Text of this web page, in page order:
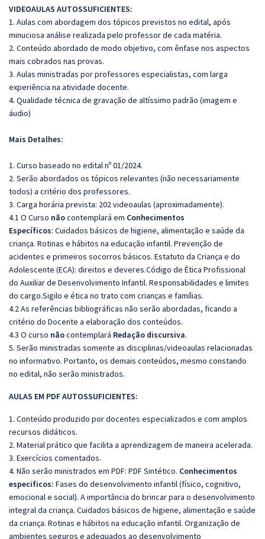
VIDEOAULAS AUTOSSUFICIENTES:
1. Aulas com abordagem dos tópicos previstos no edital, após
minuciosa análise realizada pelo professor de cada matéria.
2. Conteúdo abordado de modo objetivo, com ênfase nos aspectos
mais cobrados nas provas.
3. Aulas ministradas por professores especialistas, com larga
experiência na atividade docente.
4. Qualidade técnica de gravação de altíssimo padrão (imagem e
áudio)
Mais Detalhes:
1. Curso baseado no edital nº 01/2024.
2. Serão abordados os tópicos relevantes (não necessariamente
todos) a critério dos professores.
3. Carga horária prevista: 202 videoaulas (aproximadamente).
4.1 O Curso nãocontemplará em Conhecimentos
Específicos: Cuidados básicos de higiene, alimentação e saúde da
criança. Rotinas e hábitos na educação infantil. Prevenção de
acidentes e primeiros socorros básicos. Estatuto da Criança e do
Adolescente (ECA): direitos e deveres.Código de Ética Profissional
do Auxiliar de Desenvolvimento Infantil. Responsabilidades e limites
do cargo.Sigilo e ética no trato com crianças e famílias.
4.2 As referências bibliográficas não serão abordadas, ficando a
critério do Docente a elaboração dos conteúdos.
4.3 O curso nãocontemplará Redação discursiva.
5. Serão ministradas somente as disciplinas/videoaulas relacionadas
no informativo. Portanto, os demais conteúdos, mesmo constando
no edital, não serão ministrados.
AULAS EM PDF AUTOSSUFICIENTES:
1. Conteúdo produzido por docentes especializados e com amplos
recursos didáticos.
2. Material prático que facilita a aprendizagem de maneira acelerada.
3. Exercícios comentados.
4. Não serão ministrados em PDF: PDF Sintético. Conhecimentos
especificos: Fases do desenvolvimento infantil (físico, cognitivo,
emocional e social). A importância do brincar para o desenvolvimento
integral da criança. Cuidados básicos de higiene, alimentação e saúde
da criança. Rotinas e hábitos na educação infantil. Organização de
ambientes seguros e adequados ao desenvolvimento